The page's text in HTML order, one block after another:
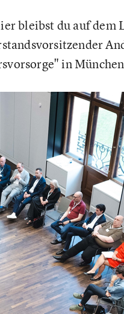
bleibst du auf dem
in